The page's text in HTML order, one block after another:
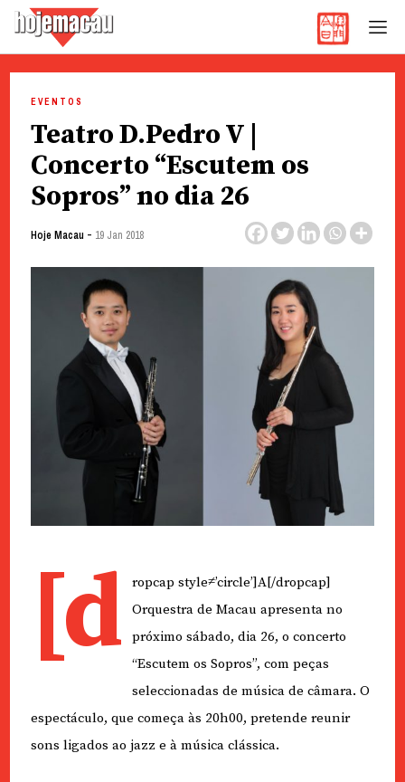
content
EVENTOS
Teatro D.Pedro V |
Concerto “Escutem os
Sopros” no dia 26
Hoje Macau - 19 Jan 2018
[d
ropcap style≠’circle’]A[/dropcap]
Orquestra de Macau apresenta no
próximo sábado, dia 26, o concerto
“Escutem os Sopros”, com peças
seleccionadas de música de câmara. O
espectáculo, que começa às 20h00, pretende reunir
sons ligados ao jazz e à música clássica.